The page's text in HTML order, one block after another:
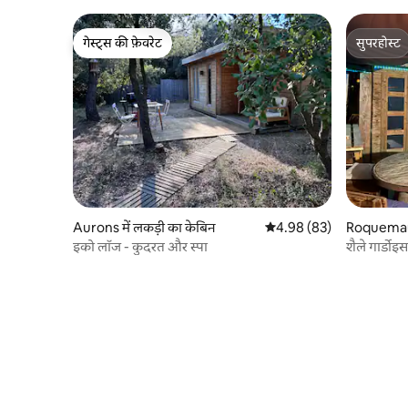
गेस्ट्स की फ़ेवरेट
गेस्ट्स की फ़ेवरेट
Aurons में लकड़ी का केबिन औसत रेटिंग 5 में से 4.98, 83
4.98 (83)
इको लॉज - कुदरत और स्पा
सुपरहोस्ट
सुपरहोस्ट
शैले गार्डोइस